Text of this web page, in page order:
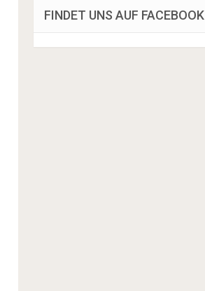
FINDET UNS AUF FACEBOOK